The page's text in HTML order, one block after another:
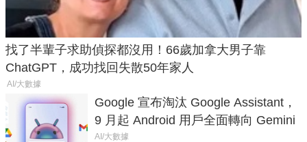
找了半輩子求助偵探都沒用！66歲加拿大男子靠
ChatGPT，成功找回失散50年家人
AI/大數據
Google 宣布淘汰 Google Assistant，
9 月起 Android 用戶全面轉向 Gemini
AI/大數據